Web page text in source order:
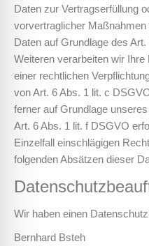
Daten zur Vertragserfüllung
vorvertraglicher
Daten auf Grundlage des
Weiteren verarbeiten wir
einer rechtlichen
von Art. 6 Abs. 1 lit. c
ferner auf Grundlage
Art. 6 Abs. 1 lit. f DSGVO
Einzelfall einschlägigen
folgenden Absätzen dieser
Wir haben einen
Bernhard Bsteh